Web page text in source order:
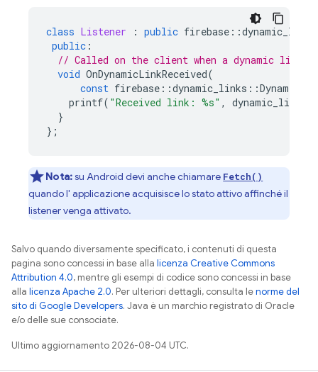
class Listener : public firebase ::dynamic_links
public :
// Called on the client when a dynamic link
void OnDynamicLinkReceived(
const firebase ::dynamic_links ::
printf( "Received link: %s" , dynamic_link
}
};
Nota:su Android devi anche chiamare Fetch()
quando l' applicazione acquisisce lo stato attivo affinché il
listener venga attivato.
Salvo quando diversamente specificato, i contenuti di questa
pagina sono concessi in base alla licenza Creative Commons
Attribution 4.0, mentre gli esempi di codice sono concessi in base
alla licenza Apache 2.0. Per ulteriori dettagli, consulta lenorme del
sito di Google Developers. Java è un marchio registrato di Oracle
e/o delle sue consociate.
Ultimo aggiornamento 2026-08-04 UTC.